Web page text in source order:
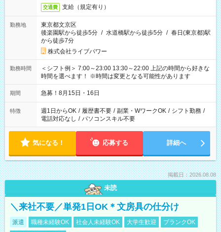
交通費 支給（規定有り）
勤務地
東京都文京区
後楽園駅から徒歩5分 / 水道橋駅から徒歩5分 / 春日(東京都)駅
から徒歩7分
株式会社ライブパワー
勤務時間
＜シフト例＞ 7:00～23:00 13:30～22:00 上記の時間から好きな
時間を選べます！ ※時間は変更となる可能性があります
期間 急募！8月15日・16日
特徴 週1日からOK / 履歴書不要 / 副業・WワークOK / シフト勤務 /
電話対応なし / パソコンスキル不要
気になる！ 応募する 詳細へ
掲載日：2026.08.08
未読
＼来社不要／単発1日OK＊文房具の仕分け
派遣 職種未経験OK 社会人未経験OK 大学生歓迎
ブランクOK